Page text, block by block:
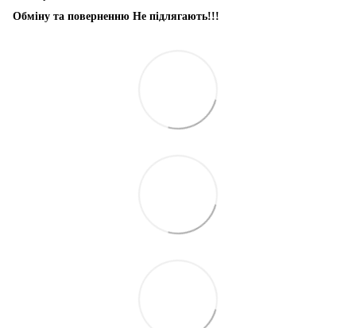
Обміну та поверненню Не підлягають!!!